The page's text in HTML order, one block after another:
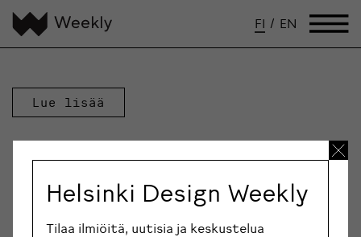
FI / EN
Lue lisää
Helsinki Design Weekly
Tilaa ilmiöitä, uutisia ja keskustelua